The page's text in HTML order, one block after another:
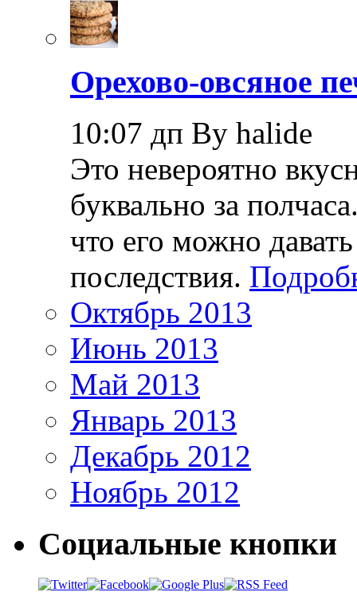
Орехово-овсяное
10:07 дп By halide
Это невероятно
буквально за
что его можно
последствия.
Октябрь 2013
Июнь 2013
Май 2013
Январь 2013
Декабрь 2012
Ноябрь 2012
Социальные кнопки